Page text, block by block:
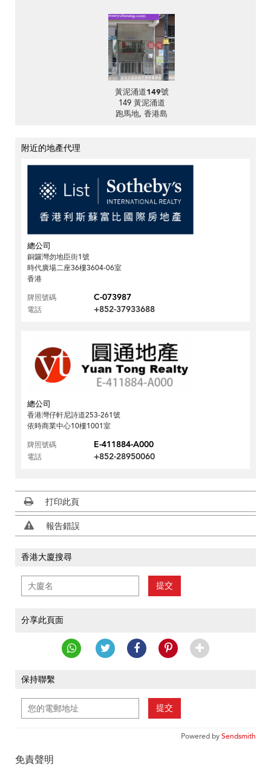
黃泥涌道149號
149 黃泥涌道
跑馬地, 香港島
附近的地產代理
總公司
銅鑼灣勿地臣街1號
時代廣場二座36樓3604-06室
香港
牌照號碼
C-073987
電話 +852-37933688
總公司
香港灣仔軒尼詩道253-261號
依時商業中心10樓1001室
牌照號碼
E-411884-A000
電話 +852-28950060
打印此頁
報告錯誤
香港大廈搜尋
提交
分享此頁面
保持聯繫
提交
Powered bySendsmith
免責聲明